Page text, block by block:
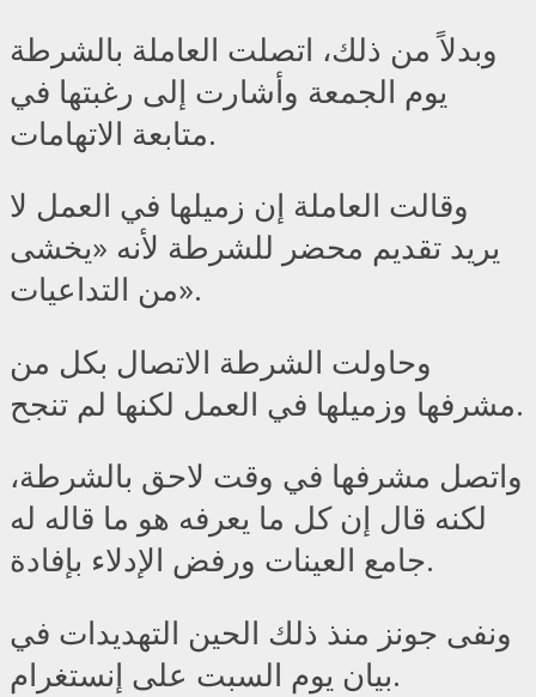
وبدلاً من ذلك، اتصلت العاملة بالشرطة
يوم الجمعة وأشارت إلى رغبتها في
متابعة الاتهامات.
وقالت العاملة إن زميلها في العمل لا
يريد تقديم محضر للشرطة لأنه «يخشى
من التداعيات».
وحاولت الشرطة الاتصال بكل من
مشرفها وزميلها في العمل لكنها لم تنجح.
واتصل مشرفها في وقت لاحق بالشرطة،
لكنه قال إن كل ما يعرفه هو ما قاله له
جامع العينات ورفض الإدلاء بإفادة.
ونفى جونز منذ ذلك الحين التهديدات في
بيان يوم السبت على إنستغرام.